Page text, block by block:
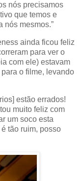
nós precisamos
que temos e
nós mesmos.”
ainda ficou feliz
para ver o
com ele) estavam
o filme, levando
estão errados!
muito feliz com
um soco esta
tão ruim, posso